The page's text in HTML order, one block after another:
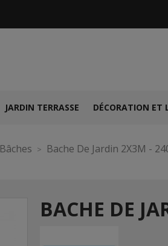
JARDIN TERRASSE DÉCORATION ET
Bâches Bache De Jardin 2X3M -
BACHE DE